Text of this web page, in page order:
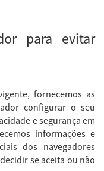
para evitar
fornecemos as
configurar o seu
e segurança em
informações e
dos navegadores
se aceita ou não